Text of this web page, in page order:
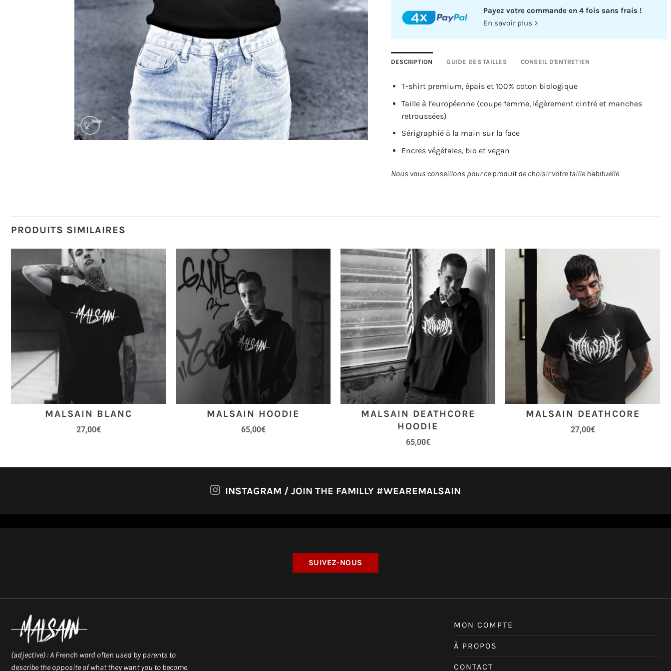
total
Payez votre commande en 4 fois sans frais !
En savoir plus >
DESCRIPTION GUIDE DES TAILLES CONSEIL D'ENTRETIEN
T-shirt premium, épais et 100% coton biologique
Taille à l’européenne (coupe femme, légèrement cintré et manches
retroussées)
Sérigraphié à la main sur la face
Encres végétales, bio et vegan
Nous vous conseillons pour ce produit de choisir votre taille habituelle
PRODUITS SIMILAIRES
MALSAIN BLANC
27,00€
MALSAIN HOODIE
65,00€
MALSAIN DEATHCORE
HOODIE
65,00€
MALSAIN DEATHCORE
27,00€
INSTAGRAM / JOIN THE FAMILLY #WEAREMALSAIN
SUIVEZ-NOUS
(adjective) : A French word often used by parents to
describe the opposite of what they want you to become.
MON COMPTE
À PROPOS
CONTACT